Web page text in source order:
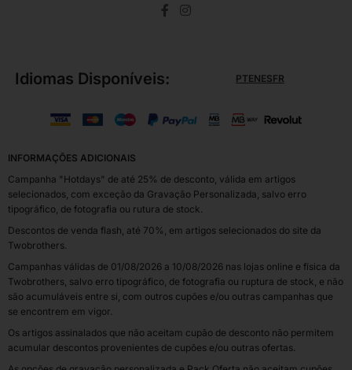
Idiomas Disponíveis: PTENESFR
INFORMAÇÕES ADICIONAIS
Campanha "Hotdays" de até 25% de desconto, válida em artigos
selecionados, com exceção da Gravação Personalizada, salvo erro
tipográfico, de fotografia ou rutura de stock.
Descontos de venda flash, até 70%, em artigos selecionados do site da
Twobrothers.
Campanhas válidas de 01/08/2026 a 10/08/2026 nas lojas online e física da
Twobrothers, salvo erro tipográfico, de fotografia ou ruptura de stock, e não
são acumuláveis entre si, com outros cupões e/ou outras campanhas que
se encontrem em vigor.
Os artigos assinalados que não aceitam cupão de desconto não permitem
acumular descontos provenientes de cupões e/ou outras ofertas.